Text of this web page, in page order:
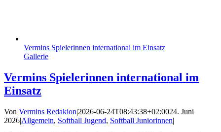
Vermins Spielerinnen international im Einsatz
Gallerie
Vermins Spielerinnen international im
Einsatz
Von Vermins Redakion|2026-06-24T08:43:38+02:0024. Juni
2026|Allgemein, Softball Jugend, Softball Juniorinnen|